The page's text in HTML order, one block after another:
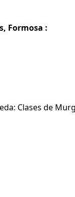
Formosa :
Clases de